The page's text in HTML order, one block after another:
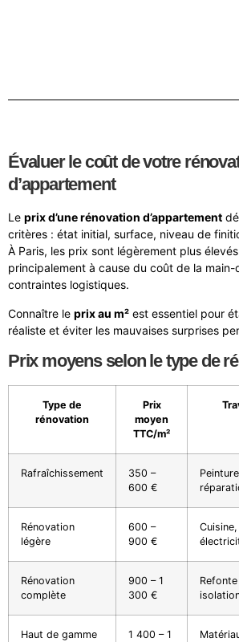
Évaluer le coût de votre
d’appartement
Le prix d’une rénovation d’appartement
critères : état initial, surface, niveau de
À Paris, les prix sont légèrement plus
principalement à cause du coût de la
contraintes logistiques.
Connaître le prix au m² est essentiel pour
réaliste et éviter les mauvaises surprises
Prix moyens selon le type de
Type de
rénovation
Prix
moyen
TTC/m²
Rafraîchissement
350 –
600 €
Rénovation
légère
600 –
900 €
Rénovation
complète
900 – 1
300 €
Haut de gamme
1 400 – 1